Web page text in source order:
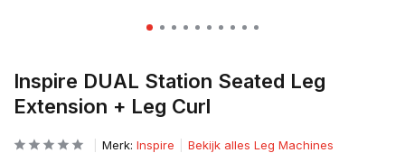
Inspire DUAL Station Seated Leg
Extension + Leg Curl
Merk: Inspire Bekijk alles Leg Machines